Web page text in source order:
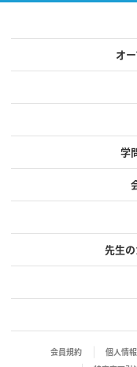
オ
学
先生
会員規約 個人情